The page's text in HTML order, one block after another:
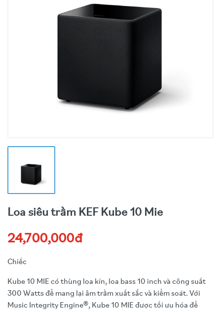
Loa siêu trầm KEF Kube 10 Mie
24,700,000đ
Chiếc
Kube 10 MIE có thùng loa kín, loa bass 10 inch và công suất
300 Watts để mang lại âm trầm xuất sắc và kiểm soát. Với
Music Integrity Engine®, Kube 10 MIE được tối ưu hóa để